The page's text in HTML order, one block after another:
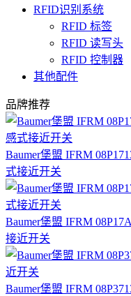
RFID识别系统
RFID 标签
RFID 读写头
RFID 控制器
其他配件
品牌推荐
Baumer堡盟 IFRM
式接近开关
Baumer堡盟 IFRM
接近开关
Baumer堡盟 IFRM